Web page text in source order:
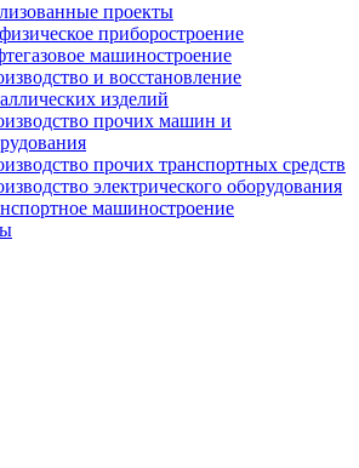
проекты
приборостроение
машиностроение
и восстановление
изделий
прочих машин и
прочих транспортных средств
электрического оборудования
машиностроение